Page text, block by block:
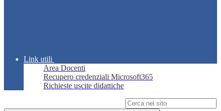
Link utili
Area Docenti
Recupero credenziali Microsoft365
Richieste uscite didattiche